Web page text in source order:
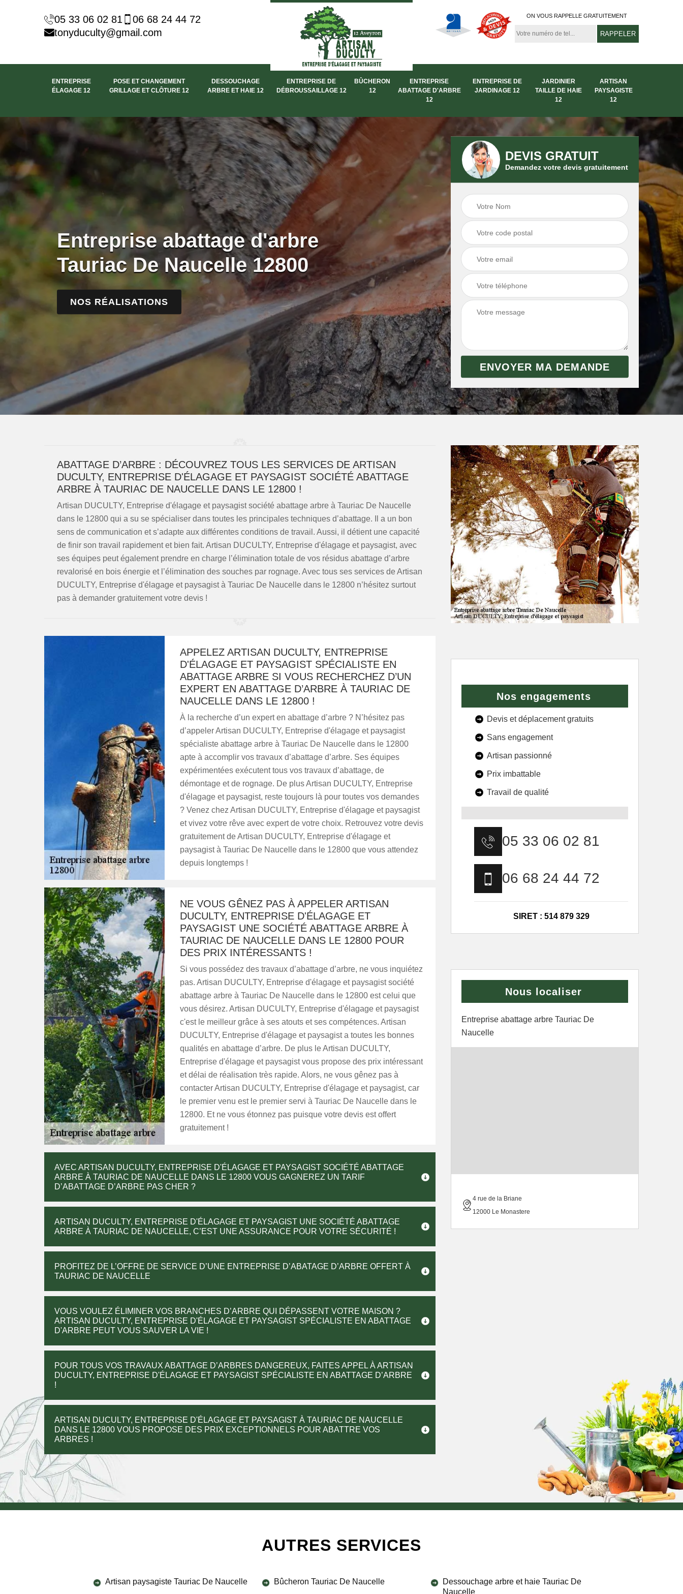
05 33 06 02 81
06 68 24 44 72
tonyduculty@gmail.com
ON VOUS RAPPELLE GRATUITEMENT
ENTREPRISE
ÉLAGAGE 12
POSE ET CHANGEMENT
GRILLAGE ET CLÔTURE 12
DESSOUCHAGE
ARBRE ET HAIE 12
ENTREPRISE DE
DÉBROUSSAILLAGE 12
BÛCHERON
12
ENTREPRISE
ABATTAGE D'ARBRE
12
ENTREPRISE DE
JARDINAGE 12
JARDINIER
TAILLE DE HAIE
12
ARTISAN
PAYSAGISTE
12
Entreprise abattage d'arbre
Tauriac De Naucelle 12800
NOS RÉALISATIONS
DEVIS GRATUIT
Demandez votre devis gratuitement
ABATTAGE D’ARBRE : DÉCOUVREZ TOUS LES SERVICES DE ARTISAN
DUCULTY, ENTREPRISE D'ÉLAGAGE ET PAYSAGIST SOCIÉTÉ ABATTAGE
ARBRE À TAURIAC DE NAUCELLE DANS LE 12800 !
Artisan DUCULTY, Entreprise d'élagage et paysagist société abattage arbre à Tauriac De Naucelle
dans le 12800 qui a su se spécialiser dans toutes les principales techniques d’abattage. Il a un bon
sens de communication et s’adapte aux différentes conditions de travail. Aussi, il détient une capacité
de finir son travail rapidement et bien fait. Artisan DUCULTY, Entreprise d'élagage et paysagist, avec
ses équipes peut également prendre en charge l’élimination totale de vos résidus abattage d’arbre
revalorisé en bois énergie et l’élimination des souches par rognage. Avec tous ses services de Artisan
DUCULTY, Entreprise d'élagage et paysagist à Tauriac De Naucelle dans le 12800 n’hésitez surtout
pas à demander gratuitement votre devis !
APPELEZ ARTISAN DUCULTY, ENTREPRISE
D'ÉLAGAGE ET PAYSAGIST SPÉCIALISTE EN
ABATTAGE ARBRE SI VOUS RECHERCHEZ D’UN
EXPERT EN ABATTAGE D’ARBRE À TAURIAC DE
NAUCELLE DANS LE 12800 !
À la recherche d’un expert en abattage d’arbre ? N’hésitez pas
d’appeler Artisan DUCULTY, Entreprise d'élagage et paysagist
spécialiste abattage arbre à Tauriac De Naucelle dans le 12800
apte à accomplir vos travaux d’abattage d’arbre. Ses équipes
expérimentées exécutent tous vos travaux d’abattage, de
démontage et de rognage. De plus Artisan DUCULTY, Entreprise
d'élagage et paysagist, reste toujours là pour toutes vos demandes
? Venez chez Artisan DUCULTY, Entreprise d'élagage et paysagist
et vivez votre rêve avec expert de votre choix. Retrouvez votre devis
gratuitement de Artisan DUCULTY, Entreprise d'élagage et
paysagist à Tauriac De Naucelle dans le 12800 que vous attendez
depuis longtemps !
NE VOUS GÊNEZ PAS À APPELER ARTISAN
DUCULTY, ENTREPRISE D'ÉLAGAGE ET
PAYSAGIST UNE SOCIÉTÉ ABATTAGE ARBRE À
TAURIAC DE NAUCELLE DANS LE 12800 POUR
DES PRIX INTÉRESSANTS !
Si vous possédez des travaux d’abattage d’arbre, ne vous inquiétez
pas. Artisan DUCULTY, Entreprise d'élagage et paysagist société
abattage arbre à Tauriac De Naucelle dans le 12800 est celui que
vous désirez. Artisan DUCULTY, Entreprise d'élagage et paysagist
c'est le meilleur grâce à ses atouts et ses compétences. Artisan
DUCULTY, Entreprise d'élagage et paysagist a toutes les bonnes
qualités en abattage d’arbre. De plus le Artisan DUCULTY,
Entreprise d'élagage et paysagist vous propose des prix intéressant
et délai de réalisation très rapide. Alors, ne vous gênez pas à
contacter Artisan DUCULTY, Entreprise d'élagage et paysagist, car
le premier venu est le premier servi à Tauriac De Naucelle dans le
12800. Et ne vous étonnez pas puisque votre devis est offert
gratuitement !
AVEC ARTISAN DUCULTY, ENTREPRISE D'ÉLAGAGE ET PAYSAGIST SOCIÉTÉ ABATTAGE
ARBRE À TAURIAC DE NAUCELLE DANS LE 12800 VOUS GAGNEREZ UN TARIF
D’ABATTAGE D’ARBRE PAS CHER ?
ARTISAN DUCULTY, ENTREPRISE D'ÉLAGAGE ET PAYSAGIST UNE SOCIÉTÉ ABATTAGE
ARBRE À TAURIAC DE NAUCELLE, C’EST UNE ASSURANCE POUR VOTRE SÉCURITÉ !
PROFITEZ DE L’OFFRE DE SERVICE D’UNE ENTREPRISE D’ABATAGE D’ARBRE OFFERT À
TAURIAC DE NAUCELLE
VOUS VOULEZ ÉLIMINER VOS BRANCHES D’ARBRE QUI DÉPASSENT VOTRE MAISON ?
ARTISAN DUCULTY, ENTREPRISE D'ÉLAGAGE ET PAYSAGIST SPÉCIALISTE EN ABATTAGE
D'ARBRE PEUT VOUS SAUVER LA VIE !
POUR TOUS VOS TRAVAUX ABATTAGE D’ARBRES DANGEREUX, FAITES APPEL À ARTISAN
DUCULTY, ENTREPRISE D'ÉLAGAGE ET PAYSAGIST SPÉCIALISTE EN ABATTAGE D’ARBRE
!
ARTISAN DUCULTY, ENTREPRISE D'ÉLAGAGE ET PAYSAGIST À TAURIAC DE NAUCELLE
DANS LE 12800 VOUS PROPOSE DES PRIX EXCEPTIONNELS POUR ABATTRE VOS
ARBRES !
Nos engagements
Devis et déplacement gratuits
Sans engagement
Artisan passionné
Prix imbattable
Travail de qualité
05 33 06 02 81
06 68 24 44 72
SIRET : 514 879 329
Nous localiser
Entreprise abattage arbre Tauriac De
Naucelle
4 rue de la Briane
12000 Le Monastere
AUTRES SERVICES
Artisan paysagiste Tauriac De Naucelle Bûcheron Tauriac De Naucelle
Dessouchage arbre et haie Tauriac De
Naucelle